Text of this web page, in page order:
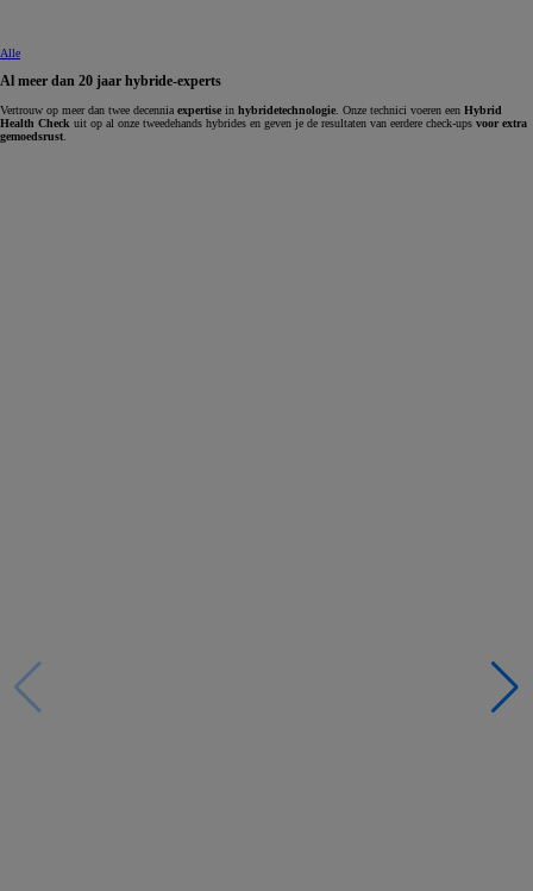
Alle
Al meer dan 20 jaar hybride-experts
Vertrouw op meer dan twee decennia expertise in hybridetechnologie . Onze technici voeren een Hybrid
Health Check uit op al onze tweedehands hybrides en geven je de resultaten van eerdere check-ups voor extra
gemoedsrust